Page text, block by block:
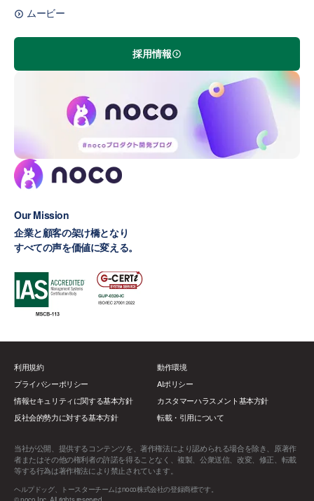
Our Mission
企業と顧客の架け橋となり
すべての声を価値に変える。
ムービー
採用情報
利用規約
動作環境
プライバシーポリシー
AIポリシー
情報セキュリティに関する基本方針
カスタマーハラスメント基本方針
反社会的勢力に対する基本方針
転載・引用について
当社が公開、提供するコンテンツを、著作権法により認められる場合を除き、原著作
者またはその他の権利者の許諾を得ることなく、複製、公衆送信、改変、修正、転載
等する行為は著作権法により禁止されています。
ヘルプドッグ、トースターチームはnoco株式会社の登録商標です。